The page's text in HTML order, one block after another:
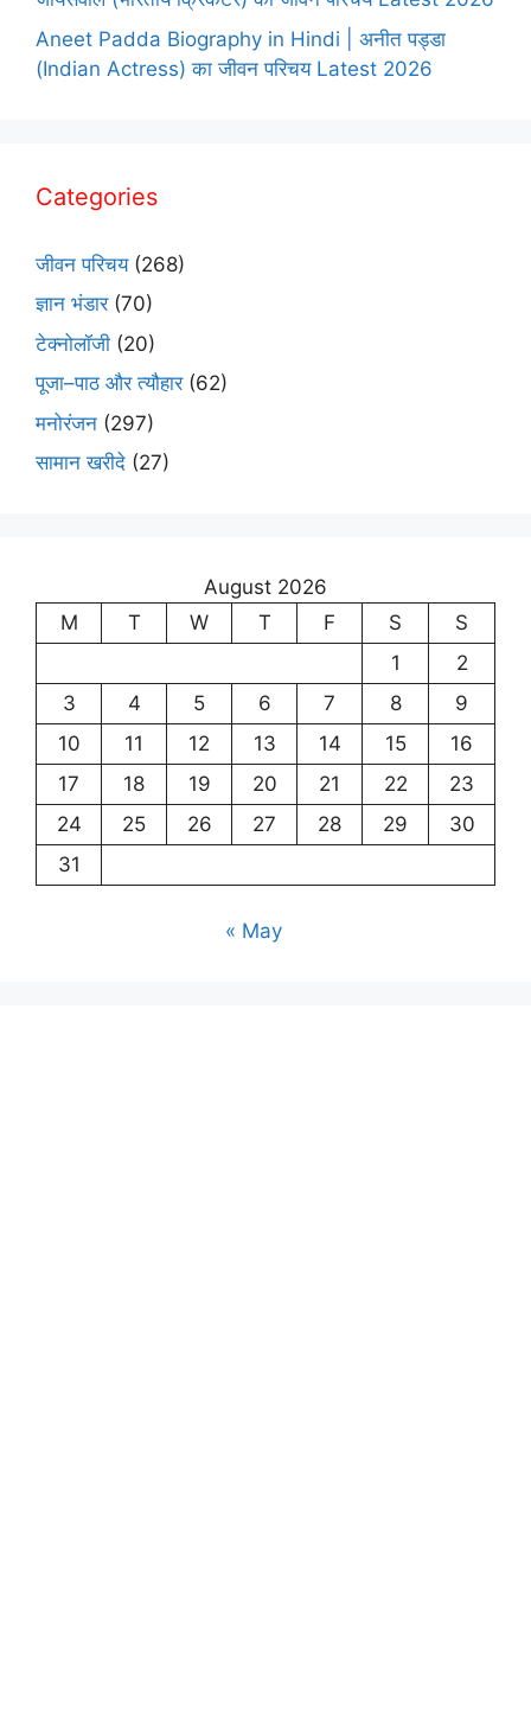
Aneet Padda Biography in Hindi | अनीत पड्डा
(Indian Actress) का जीवन परिचय Latest 2026
Categories
जीवन परिचय(268)
ज्ञान भंडार(70)
टेक्नोलॉजी (20)
पूजा–पाठ और त्यौहार(62)
मनोरंजन (297)
सामान खरीदे (27)
August 2026
M
T W T F S
S
1
2
3
4 5 6 7 8
9
10
11 12 13 14 15
16
17
18 19 20 21 22
23
24
25 26 27 28 29
30
31
« May